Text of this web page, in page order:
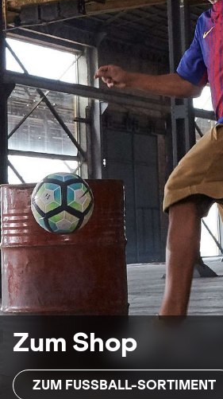
Zum Shop
ZUM FUSSBALL-SORTIMENT